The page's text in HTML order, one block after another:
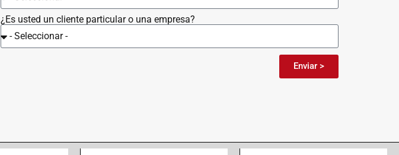
¿Es usted un cliente particular o una empresa?
Enviar >